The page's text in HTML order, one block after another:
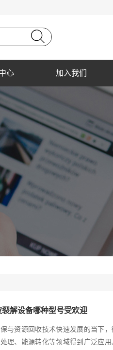
心 加入我们
裂解设备哪种型号受欢迎
与资源回收技术快速发展的当下
理、能源转化等领域得到广泛应